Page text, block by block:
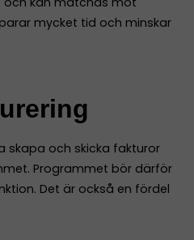
mycket tid och minskar
skapa och skicka fakturor
Programmet bör därför
Det är också en fördel